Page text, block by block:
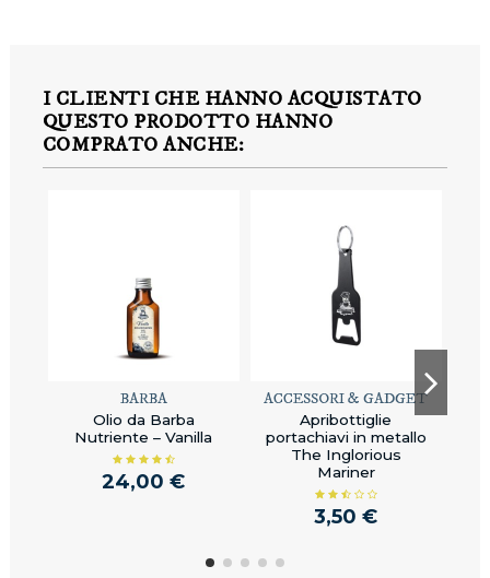
I CLIENTI CHE HANNO ACQUISTATO
QUESTO PRODOTTO HANNO
COMPRATO ANCHE:
BARBA
Olio da Barba
Nutriente – Vanilla
24,00 €
ACCESSORI & GADGET
Apribottiglie
portachiavi in metallo
The Inglorious
Mariner
3,50 €